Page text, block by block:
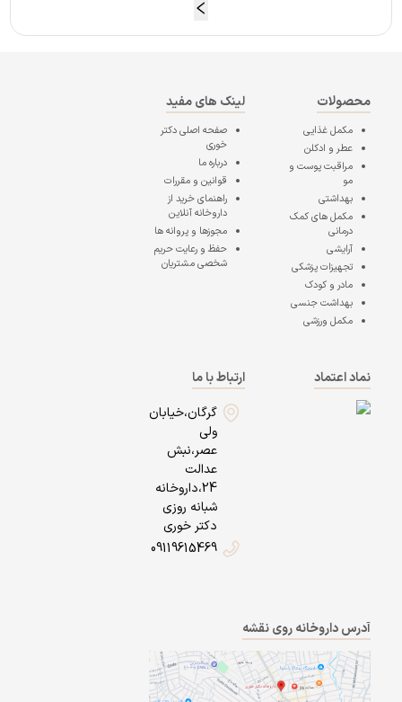
محصولات
مکمل غذایی
عطر و ادکلن
مراقبت پوست و
مو
بهداشتی
مکمل های کمک
درمانی
آرایشی
تجهیزات پزشکی
مادر و کودک
بهداشت جنسی
مکمل ورزشی
لینک های مفید
صفحه اصلیدکتر
خوری
درباره ما
قوانین و مقررات
راهنمای خرید از
داروخانه آنلاین
مجوزها و پروانه ها
حفظ و رعایت حریم
شخصی مشتریان
نماد اعتماد
ارتباط با ما
گرگان،خیابان
ولی
عصر،نبش
عدالت
24،داروخانه
شبانه روزی
دکتر خوری
09119615469
آدرس داروخانه روی نقشه